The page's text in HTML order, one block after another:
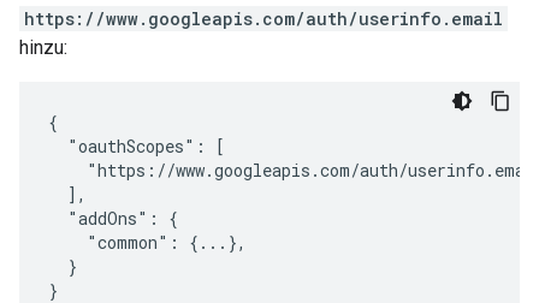
https://www.googleapis.com/auth/userinfo.email
hinzu:
{
  "oauthScopes": [
"https://www.googleapis.com/auth/
  ],
  "addOns": {
    "common": {...},
  }
}